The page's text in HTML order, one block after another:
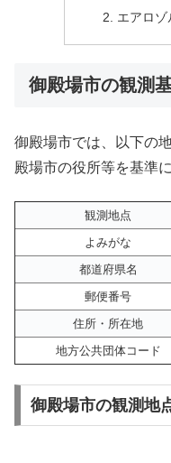
エアロゾ
御殿場市の観測
御殿場市では、以下の
殿場市の役所等を基準
観測地点
よみがな
都道府県名
郵便番号
住所・所在地
地方公共団体コード
御殿場市の観測地